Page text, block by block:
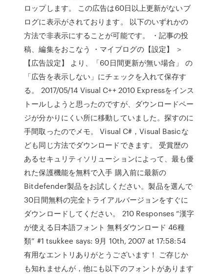
ロップします。 この広告は60日以上更新がないブ
ログに表示がされております。 以下のいずれかの
方法で非表示にすることが可能です。 ・記事の投
稿、編集をおこなう ・マイブログの【設定】 ＞
【広告設定】 より、「60日間更新が無い場合」 の
「広告を表示しない」にチェックを入れて保存す
る。 2017/05/14 Visual C++ 2010 Expressをインス
トールしようと思ったのですが、ダウンロードペー
ジが分かりにくい所に移動していました。探すのに
手間取ったのでメモ。 Visual C#，Visual Basicな
ども同じ方法でダウンロードできます。 受賞歴の
あるセキュリティソリューションによって、最も優
れた保護機能を無料で入手 購入前に最新の
Bitdefender製品をお試しください。製品を選んで
30日間無料の完全トライアルバージョンをすぐに
ダウンロードしてください。 210 Responses “漢字
が使える日本語フォント 無料ダウンロード 46種
類” #1 tsukkee says: 9月 10th, 2007 at 17:58:54
有用なエントリありがとうございます！ ご存じか
も知れませんが，他にも以下のフォントがあります